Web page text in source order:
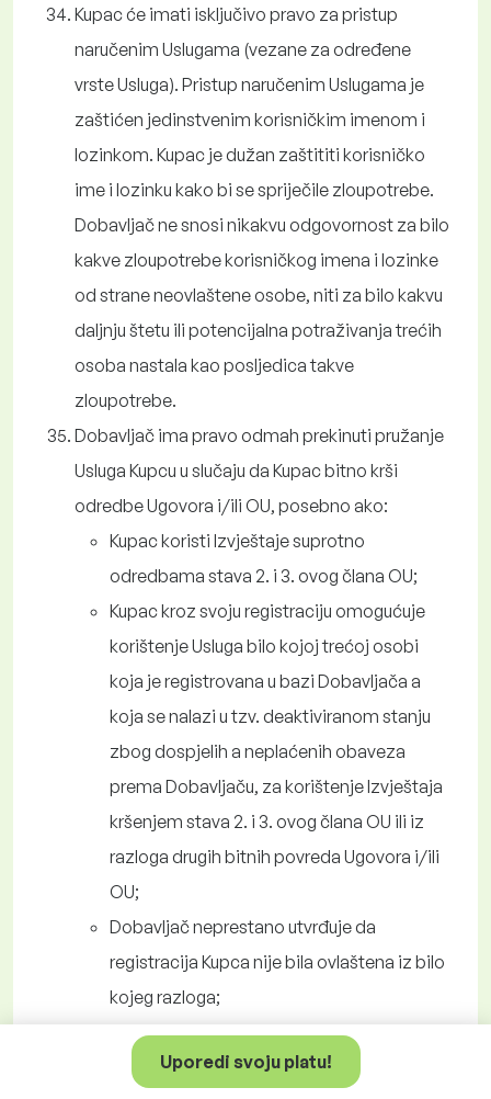
Uporedi svoju platu!
Kupac će imati isključivo pravo za pristup
naručenim Uslugama (vezane za određene
vrste Usluga). Pristup naručenim Uslugama je
zaštićen jedinstvenim korisničkim imenom i
lozinkom. Kupac je dužan zaštititi korisničko
ime i lozinku kako bi se spriječile zloupotrebe.
Dobavljač ne snosi nikakvu odgovornost za bilo
kakve zloupotrebe korisničkog imena i lozinke
od strane neovlaštene osobe, niti za bilo kakvu
daljnju štetu ili potencijalna potraživanja trećih
osoba nastala kao posljedica takve
zloupotrebe.
Dobavljač ima pravo odmah prekinuti pružanje
Usluga Kupcu u slučaju da Kupac bitno krši
odredbe Ugovora i/ili OU, posebno ako:
Kupac koristi Izvještaje suprotno
odredbama stava 2. i 3. ovog člana OU;
Kupac kroz svoju registraciju omogućuje
korištenje Usluga bilo kojoj trećoj osobi
koja je registrovana u bazi Dobavljača a
koja se nalazi u tzv. deaktiviranom stanju
zbog dospjelih a neplaćenih obaveza
prema Dobavljaču, za korištenje Izvještaja
kršenjem stava 2. i 3. ovog člana OU ili iz
razloga drugih bitnih povreda Ugovora i/ili
OU;
Dobavljač neprestano utvrđuje da
registracija Kupca nije bila ovlaštena iz bilo
kojeg razloga;
Kupac krši Ugovor i/ili odredbe OU i/ili
dobru praksu, i ako na taj način, prema